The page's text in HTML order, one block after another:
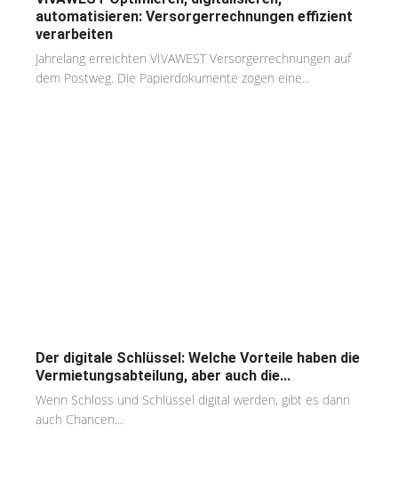
automatisieren: Versorgerrechnungen effizient
verarbeiten
Jahrelang erreichten VIVAWEST Versorgerrechnungen auf
dem Postweg. Die Papierdokumente zogen eine...
Der digitale Schlüssel: Welche Vorteile haben die
Vermietungsabteilung, aber auch die...
Wenn Schloss und Schlüssel digital werden, gibt es dann
auch Chancen...